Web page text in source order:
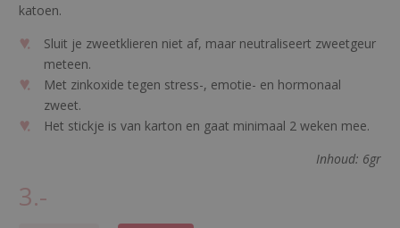
katoen.
Sluit je zweetklieren niet af, maar neutraliseert zweetgeur
meteen.
Met zinkoxide tegen stress-, emotie- en hormonaal
zweet.
Het stickje is van karton en gaat minimaal 2 weken mee.
Inhoud: 6gr
3.-